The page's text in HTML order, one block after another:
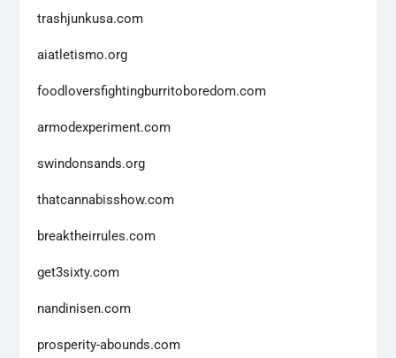
trashjunkusa.com
aiatletismo.org
foodloversfightingburritoboredom.com
armodexperiment.com
swindonsands.org
thatcannabisshow.com
breaktheirrules.com
get3sixty.com
nandinisen.com
prosperity-abounds.com